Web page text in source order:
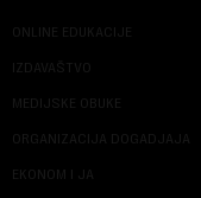
ONLINE EDUKACIJE
IZDAVAŠTVO
MEDIJSKE OBUKE
ORGANIZACIJA DOGADJAJA
EKONOM I JA